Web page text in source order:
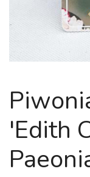
'Edith